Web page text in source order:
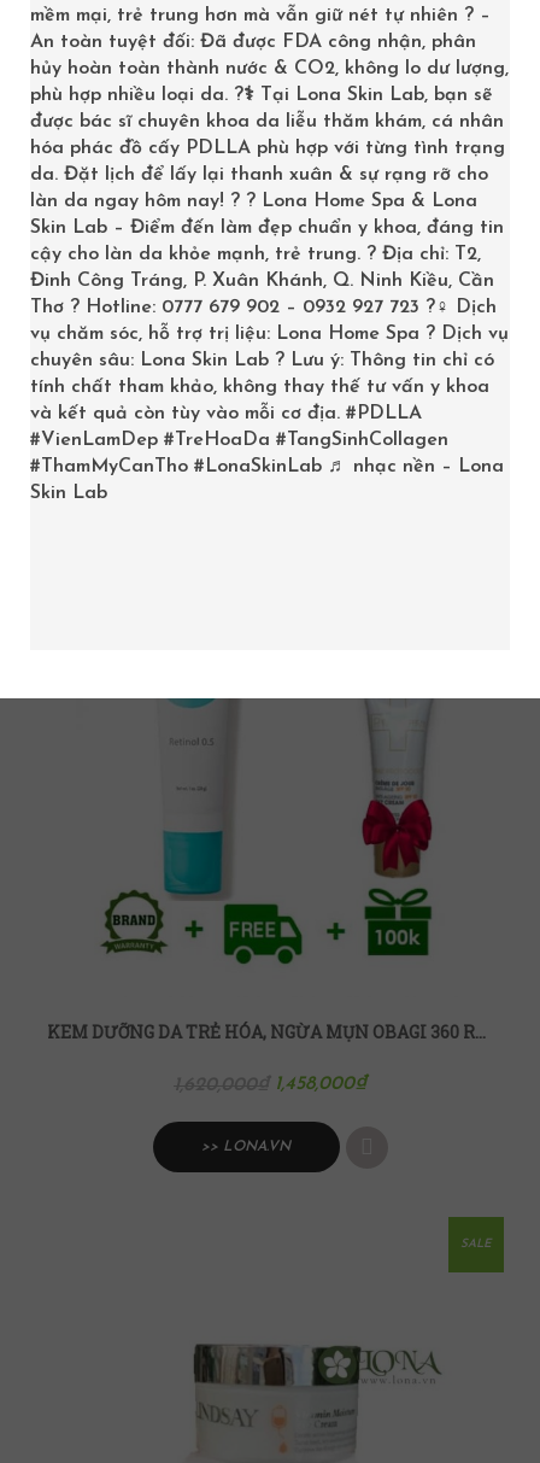
ELASTIDERM EYE TREATMENT GEL DƯỠNG MẮT
2,500,000₫ 2,250,000₫
>> LONA.VN
KEM DƯỠNG DA TRẺ HÓA, NGỪA MỤN OBAGI 360 RETINOL 0.5
1,458,000₫
>> LONA.VN
SALE
mềm mại, trẻ trung hơn mà vẫn giữ nét tự nhiên ? –
An toàn tuyệt đối: Đã được FDA công nhận, phân
hủy hoàn toàn thành nước & CO2, không lo dư lượng,
phù hợp nhiều loại da. ?‍⚕️ Tại Lona Skin Lab, bạn sẽ
được bác sĩ chuyên khoa da liễu thăm khám, cá nhân
hóa phác đồ cấy PDLLA phù hợp với từng tình trạng
da. Đặt lịch để lấy lại thanh xuân & sự rạng rỡ cho
làn da ngay hôm nay! ? ? Lona Home Spa & Lona
Skin Lab – Điểm đến làm đẹp chuẩn y khoa, đáng tin
cậy cho làn da khỏe mạnh, trẻ trung. ? Địa chỉ: T2,
Đinh Công Tráng, P. Xuân Khánh, Q. Ninh Kiều, Cần
Thơ ? Hotline: 0777 679 902 – 0932 927 723 ?‍♀️ Dịch
vụ chăm sóc, hỗ trợ trị liệu: Lona Home Spa ? Dịch vụ
chuyên sâu: Lona Skin Lab ? Lưu ý: Thông tin chỉ có
tính chất tham khảo, không thay thế tư vấn y khoa
và kết quả còn tùy vào mỗi cơ địa. #PDLLA
#VienLamDep #TreHoaDa #TangSinhCollagen
#ThamMyCanTho #LonaSkinLab ♬ nhạc nền – Lona
Skin Lab